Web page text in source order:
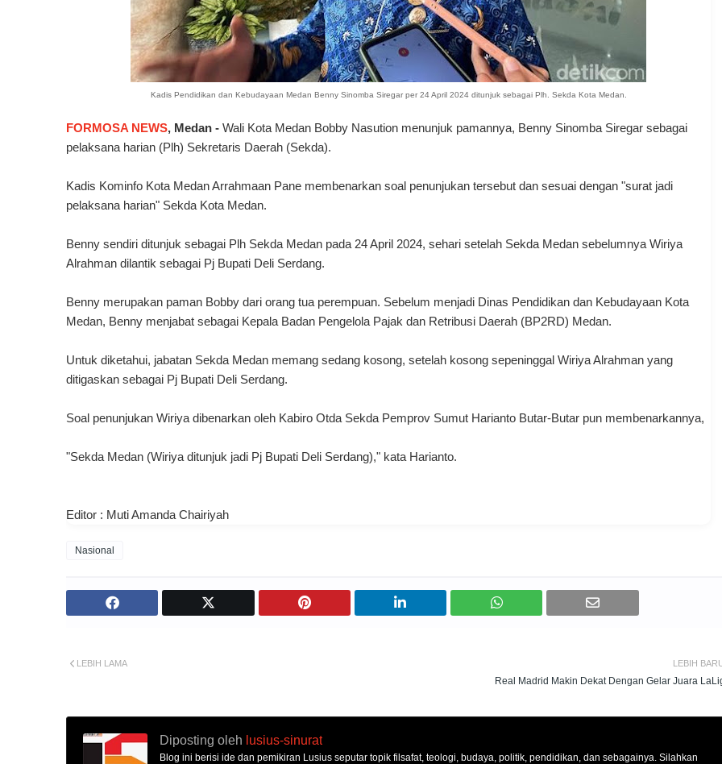
Kadis Pendidikan dan Kebudayaan Medan Benny Sinomba Siregar per 24 April 2024 ditunjuk sebagai Plh. Sekda Kota Medan.
FORMOSA NEWS, Medan - Wali Kota Medan Bobby Nasution menunjuk pamannya, Benny Sinomba Siregar sebagai
pelaksana harian (Plh) Sekretaris Daerah (Sekda).
Kadis Kominfo Kota Medan Arrahmaan Pane membenarkan soal penunjukan tersebut dan sesuai dengan "surat jadi
pelaksana harian" Sekda Kota Medan.
Benny sendiri ditunjuk sebagai Plh Sekda Medan pada 24 April 2024, sehari setelah Sekda Medan sebelumnya Wiriya
Alrahman dilantik sebagai Pj Bupati Deli Serdang.
Benny merupakan paman Bobby dari orang tua perempuan. Sebelum menjadi Dinas Pendidikan dan Kebudayaan Kota
Medan, Benny menjabat sebagai Kepala Badan Pengelola Pajak dan Retribusi Daerah (BP2RD) Medan.
Untuk diketahui, jabatan Sekda Medan memang sedang kosong, setelah kosong sepeninggal Wiriya Alrahman yang
ditigaskan sebagai Pj Bupati Deli Serdang.
Soal penunjukan Wiriya dibenarkan oleh Kabiro Otda Sekda Pemprov Sumut Harianto Butar-Butar pun membenarkannya,
"Sekda Medan (Wiriya ditunjuk jadi Pj Bupati Deli Serdang)," kata Harianto.
Editor : Muti Amanda Chairiyah
Nasional
LEBIH
Real Madrid Makin Dekat Dengan Gelar Juara
LEBIH LAMA
Diposting oleh lusius-sinurat
Blog ini berisi ide dan pemikiran Lusius seputar topik filsafat, teologi, budaya, politik, pendidikan, dan sebagainya. Silahkan